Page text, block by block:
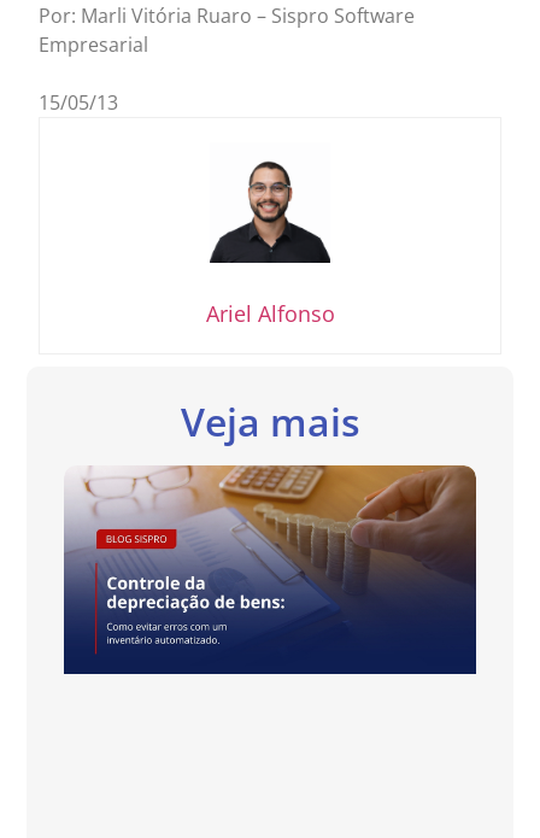
Por: Marli Vitória Ruaro – Sispro Software
Empresarial
15/05/13
Ariel Alfonso
Veja mais